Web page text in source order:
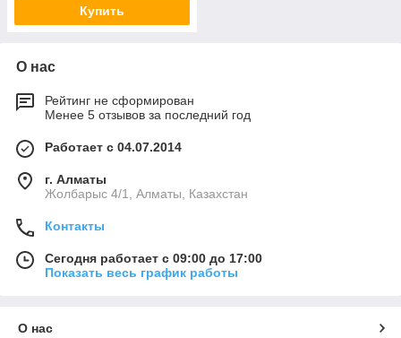
Купить
О нас
Рейтинг не сформирован
Менее 5 отзывов за последний год
Работает с 04.07.2014
г. Алматы
Жолбарыс 4/1, Алматы, Казахстан
Контакты
Сегодня работает с 09:00 до 17:00
Показать весь график работы
О нас